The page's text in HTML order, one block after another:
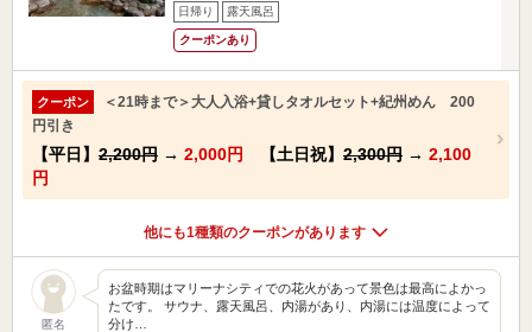
日帰り 露天風呂
クーポンあり
クーポン
＜21時まで＞大人入浴+貸しタオルセット+紀州めん 200
円引き
【平日】 2,200円 → 2,000円 【土日祝】 2,300円 → 2,100
円
他にも1種類のクーポンがあります
匿名
お盆時期はマリーナシティでの花火があって景色は最高によかっ
たです。 サウナ、露天風呂、内湯があり、内湯には温度によって
分け…